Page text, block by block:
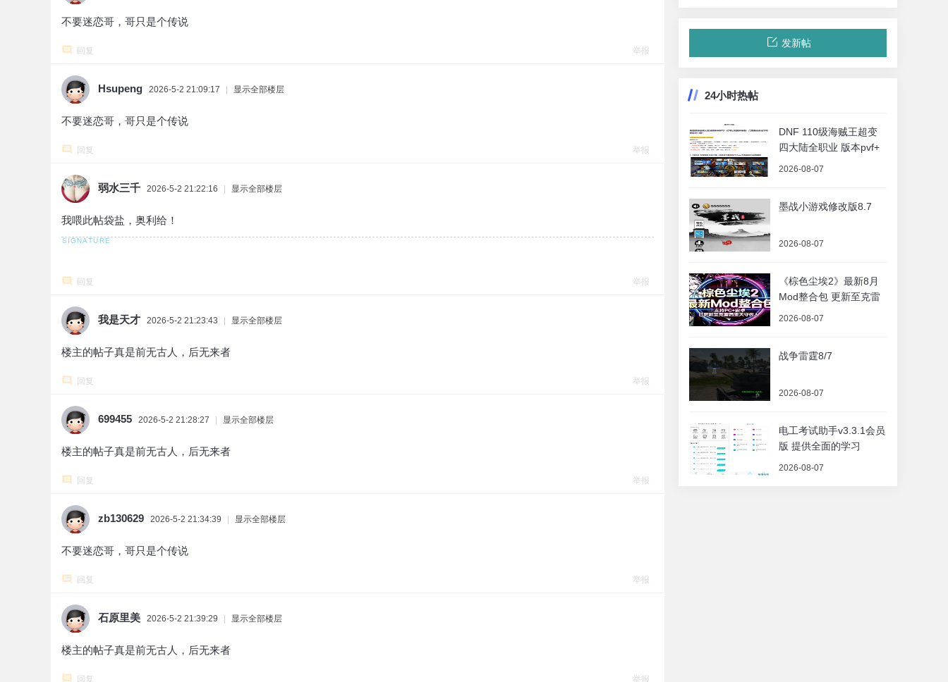
不要迷恋哥，哥只是个传说
回复 举报
Hsupeng 2026-5-2 21:09:17 显示全部楼层
不要迷恋哥，哥只是个传说
回复 举报
弱水三千 2026-5-2 21:22:16 显示全部楼层
我喂此帖袋盐，奥利给！
回复 举报
我是天才 2026-5-2 21:23:43 显示全部楼层
楼主的帖子真是前无古人，后无来者
回复 举报
699455 2026-5-2 21:28:27 显示全部楼层
楼主的帖子真是前无古人，后无来者
回复 举报
zb130629 2026-5-2 21:34:39 显示全部楼层
不要迷恋哥，哥只是个传说
回复 举报
石原里美 2026-5-2 21:39:29 显示全部楼层
楼主的帖子真是前无古人，后无来者
回复 举报
发新帖
24小时热帖
DNF 110级海贼王超变
四大陆全职业 版本pvf+
2026-08-07
墨战小游戏修改版8.7
2026-08-07
《棕色尘埃2》最新8月
Mod整合包 更新至克雷
2026-08-07
战争雷霆8/7
2026-08-07
电工考试助手v3.3.1会员
版 提供全面的学习
2026-08-07